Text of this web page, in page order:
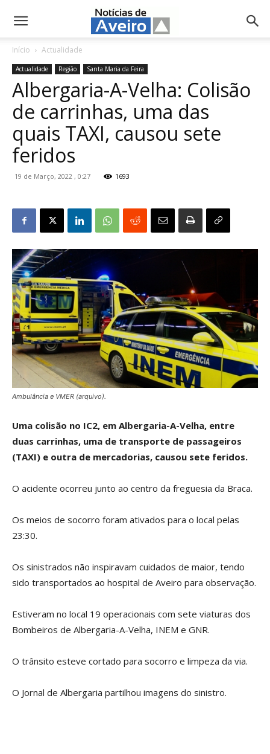
NotíciasdeAveiro.pt
Início Actualidade
Actualidade Região Santa Maria da Feira
Albergaria-A-Velha: Colisão
de carrinhas, uma das
quais TAXI, causou sete
feridos
19 de Março, 2022 , 0:27 1693
Ambulância e VMER (arquivo).
Uma colisão no IC2, em Albergaria-A-Velha, entre
duas carrinhas, uma de transporte de passageiros
(TAXI) e outra de mercadorias, causou sete feridos.
O acidente ocorreu junto ao centro da freguesia da Braca.
Os meios de socorro foram ativados para o local pelas
23:30.
Os sinistrados não inspiravam cuidados de maior, tendo
sido transportados ao hospital de Aveiro para observação.
Estiveram no local 19 operacionais com sete viaturas dos
Bombeiros de Albergaria-A-Velha, INEM e GNR.
O trânsito esteve cortado para socorro e limpeza da via.
O Jornal de Albergaria partilhou imagens do sinistro.